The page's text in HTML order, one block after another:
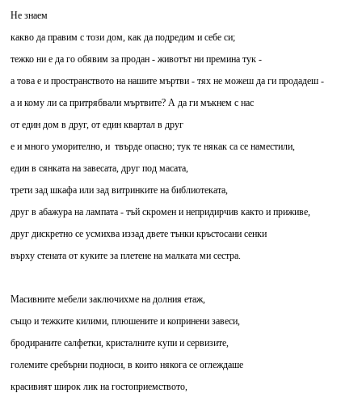
Не знаем
какво да правим с този дом, как да подредим и себе си;
тежко ни е да го обявим за продан - животът ни премина тук -
а това е и пространството на нашите мъртви - тях не можеш да ги продадеш -
а и кому ли са притрябвали мъртвите? А да ги мъкнем с нас
от един дом в друг, от един квартал в друг
е и много уморително, и твърде опасно; тук те някак са се наместили,
един в сянката на завесата, друг под масата,
трети зад шкафа или зад витринките на библиотеката,
друг в абажура на лампата - тъй скромен и непридирчив както и приживе,
друг дискретно се усмихва иззад двете тънки кръстосани сенки
върху стената от куките за плетене на малката ми сестра.
Масивните мебели заключихме на долния етаж,
също и тежките килими, плюшените и копринени завеси,
бродираните салфетки, кристалните купи и сервизите,
големите сребърни подноси, в които някога се оглеждаше
красивият широк лик на гостоприемството,